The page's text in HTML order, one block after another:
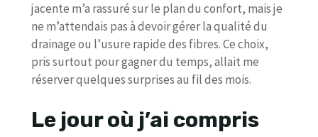
jacente m’a rassuré sur le plan du confort, mais je
ne m’attendais pas à devoir gérer la qualité du
drainage ou l’usure rapide des fibres. Ce choix,
pris surtout pour gagner du temps, allait me
réserver quelques surprises au fil des mois.
Le jour où j’ai compris